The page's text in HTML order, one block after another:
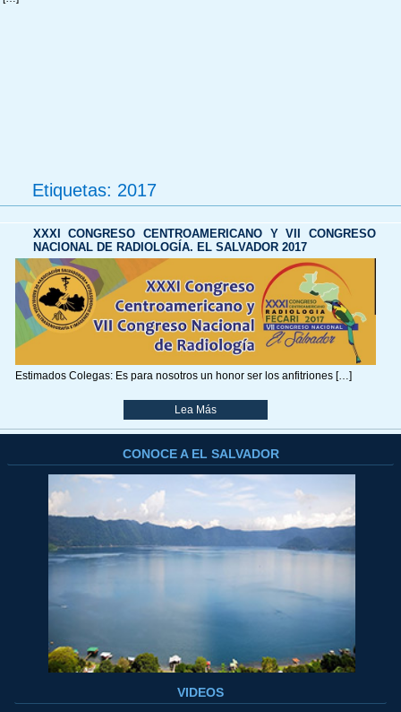
Etiquetas: 2017
XXXI CONGRESO CENTROAMERICANO Y VII CONGRESO
NACIONAL DE RADIOLOGÍA. EL SALVADOR 2017
Estimados Colegas: Es para nosotros un honor ser los anfitriones […]
Lea Más
CONOCE A EL SALVADOR
VIDEOS